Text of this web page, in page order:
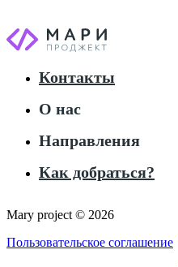
Контакты
О нас
Направления
Как добраться?
Mary project © 2026
Пользовательское соглашение